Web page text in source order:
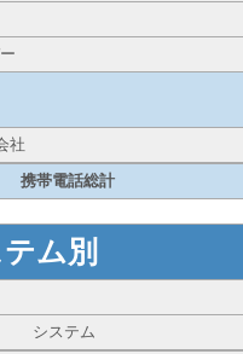
社
携帯電話総計
ム別
システム